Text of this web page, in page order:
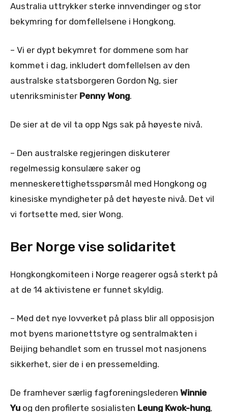
Australia uttrykker sterke innvendinger og stor
bekymring for domfellelsene i Hongkong.
– Vi er dypt bekymret for dommene som har
kommet i dag, inkludert domfellelsen av den
australske statsborgeren Gordon Ng, sier
utenriksminister Penny Wong.
De sier at de vil ta opp Ngs sak på høyeste nivå.
– Den australske regjeringen diskuterer
regelmessig konsulære saker og
menneskerettighetsspørsmål med Hongkong og
kinesiske myndigheter på det høyeste nivå. Det vil
vi fortsette med, sier Wong.
Ber Norge vise solidaritet
Hongkongkomiteen i Norge reagerer også sterkt på
at de 14 aktivistene er funnet skyldig.
– Med det nye lovverket på plass blir all opposisjon
mot byens marionettstyre og sentralmakten i
Beijing behandlet som en trussel mot nasjonens
sikkerhet, sier de i en pressemelding.
De framhever særlig fagforeningslederen Winnie
Yu og den profilerte sosialisten Leung Kwok-hung,